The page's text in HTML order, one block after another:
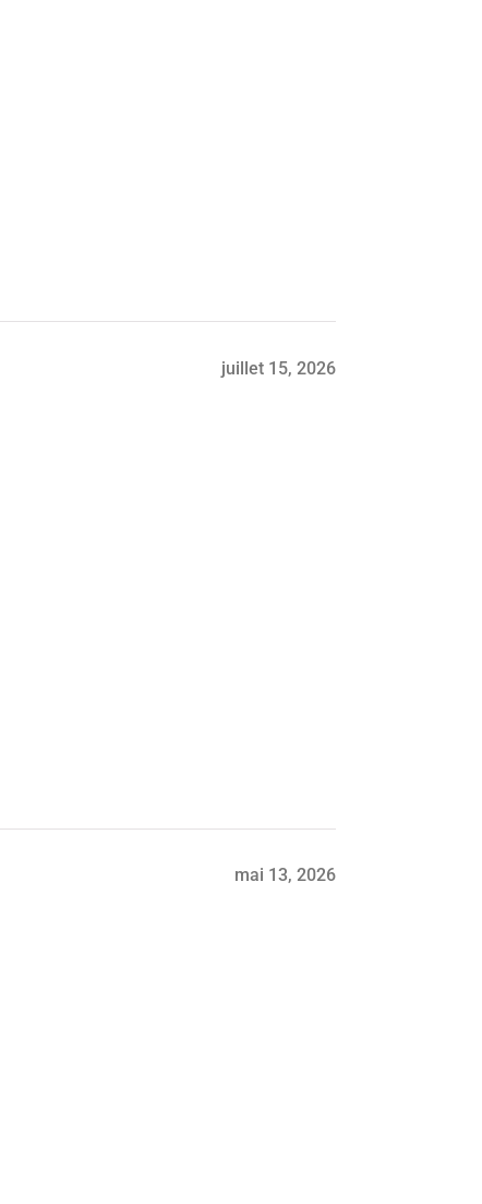
juillet 15, 2026
mai 13, 2026